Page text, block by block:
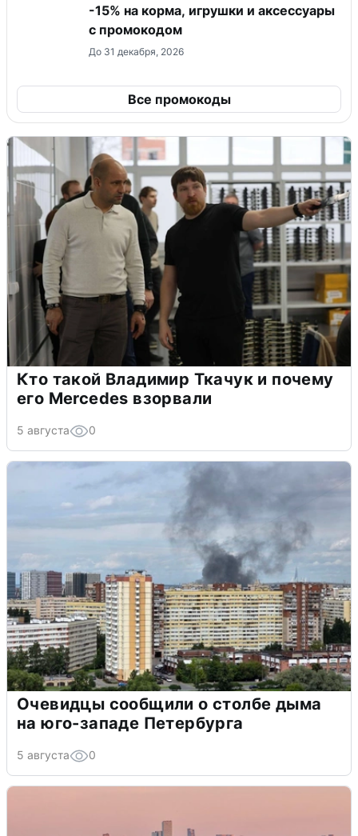
-15% на корма, игрушки и аксессуары
с промокодом
До 31 декабря, 2026
Все промокоды
Кто такой Владимир Ткачук и почему
его Mercedes взорвали
5 августа 0
Очевидцы сообщили о столбе дыма
на юго-западе Петербурга
5 августа 0